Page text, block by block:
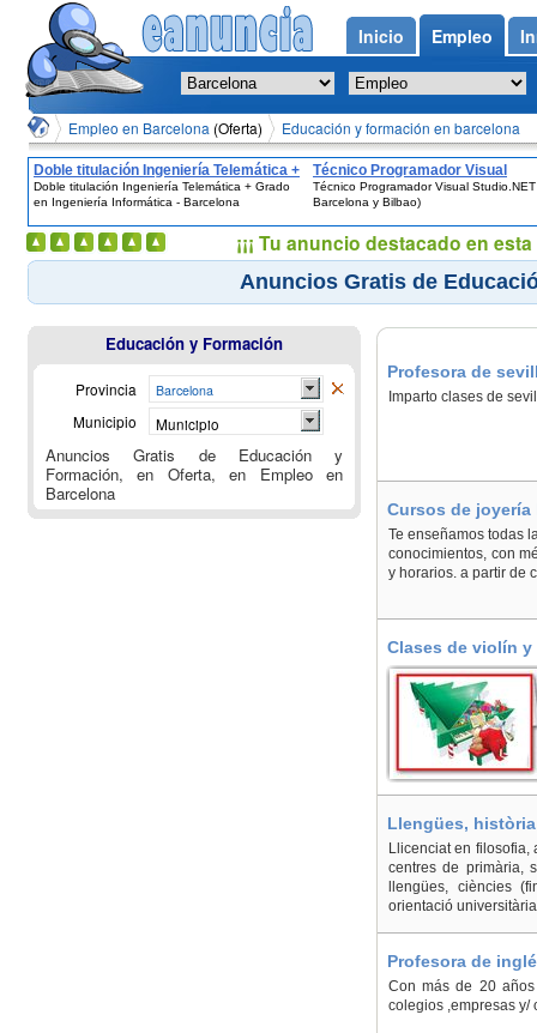
Empleo en Barcelona (Oferta) Educación y formación en barcelona
Doble titulación Ingeniería Telemática +
Grado en Ingeniería Informática -
Barcelona
Doble titulación Ingeniería Telemática + Grado
en Ingeniería Informática - Barcelona
Técnico Programador Visual
Studio.NET (Sólo Barcelona y
Técnico Programador Visual
Barcelona y Bilbao)
Anuncios Gratis de
Profesora de
Imparto clases de
Cursos de joyería
Te enseñamos todas
conocimientos, con
y horarios. a partir de
Clases de violín
Llengües,
Barcelona
Llicenciat en
centres de primària,
llengües, ciències
orientació
Profesora de
Con más de 20
colegios ,empresas
Educación y Formación
Provincia Barcelona
Municipio Municipio
Anuncios Gratis de Educación y
Formación, en Oferta, en Empleo en
Barcelona
Inicio Empleo
¡¡¡ Tu anuncio destacado en